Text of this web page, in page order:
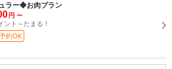
ラー◆お肉プラン
円 ～
ント～たまる！
約OK